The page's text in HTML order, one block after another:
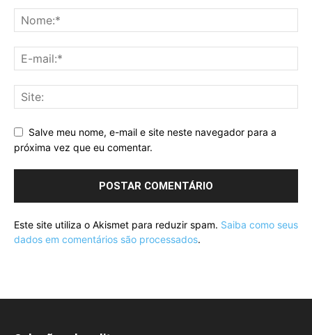
Salve meu nome, e-mail e site neste navegador para a
próxima vez que eu comentar.
Este site utiliza o Akismet para reduzir spam. Saiba como seus
dados em comentários são processados.